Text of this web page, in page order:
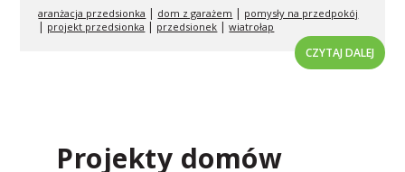
aranżacja przedsionka | dom z garażem | pomysły na przedpokój
| projekt przedsionka | przedsionek |wiatrołap
CZYTAJ DALEJ
Projekty domów